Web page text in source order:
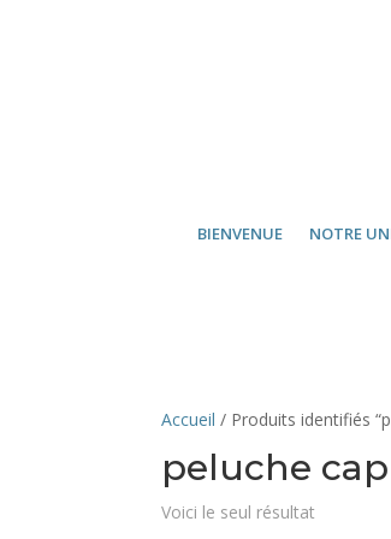
BIENVENUE NOTRE
Accueil / Produits identifiés
peluche
Voici le seul résultat